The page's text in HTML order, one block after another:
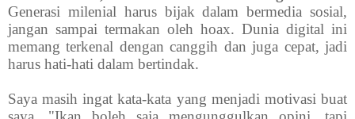
Generasi milenial harus bijak dalam bermedia sosial,
jangan sampai termakan oleh hoax. Dunia digital ini
memang terkenal dengan canggih dan juga cepat, jadi
harus hati-hati dalam bertindak.
Saya masih ingat kata-kata yang menjadi motivasi buat